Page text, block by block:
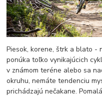
Piesok, korene, štrk a blato -
ponúka toľko vynikajúcich
v známom teréne alebo sa
okruhu, nemáte tendenciu
prichádzajú nečakane.